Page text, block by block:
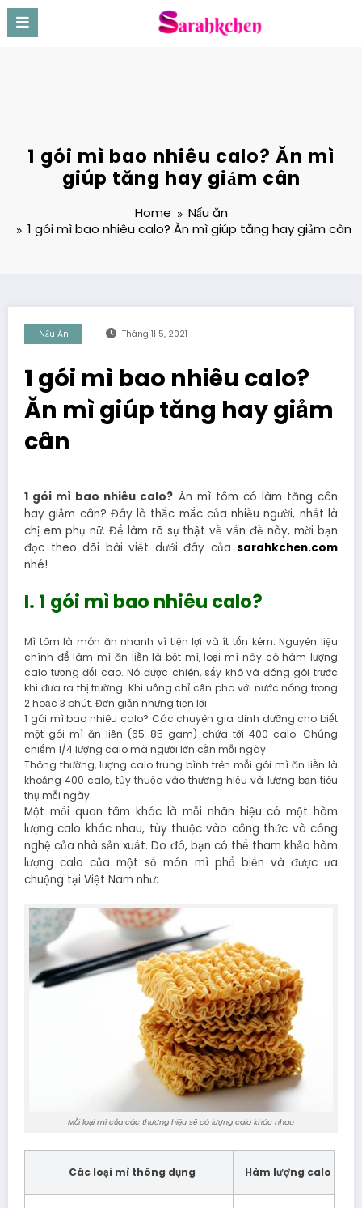
Skip
content
1 gói mì bao nhiêu calo? Ăn mì
giúp tăng hay giảm cân
Home
Nấu ăn
1 gói mì bao nhiêu calo? Ăn mì giúp tăng hay giảm cân
Nấu Ăn Tháng 11 5, 2021
1 gói mì bao nhiêu calo?
Ăn mì giúp tăng hay giảm
cân
1 gói mì bao nhiêu calo? Ăn mì tôm có làm tăng cân
hay giảm cân? Đây là thắc mắc của nhiều người, nhất là
chị em phụ nữ. Để làm rõ sự thật về vấn đề này, mời bạn
đọc theo dõi bài viết dưới đây của sarahkchen.com
nhé!
I. 1 gói mì bao nhiêu calo?
Mì tôm là món ăn nhanh vì tiện lợi và ít tốn kém. Nguyên liệu
chính để làm mì ăn liền là bột mì, loại mì này có hàm lượng
calo tương đối cao. Nó được chiên, sấy khô và đóng gói trước
khi đưa ra thị trường. Khi uống chỉ cần pha với nước nóng trong
2 hoặc 3 phút. Đơn giản nhưng tiện lợi.
1 gói mì bao nhiêu calo? Các chuyên gia dinh dưỡng cho biết
một gói mì ăn liền (65-85 gam) chứa tới 400 calo. Chúng
chiếm 1/4 lượng calo mà người lớn cần mỗi ngày.
Thông thường, lượng calo trung bình trên mỗi gói mì ăn liền là
khoảng 400 calo, tùy thuộc vào thương hiệu và lượng bạn tiêu
thụ mỗi ngày.
Một mối quan tâm khác là mỗi nhãn hiệu có một hàm
lượng calo khác nhau, tùy thuộc vào công thức và công
nghệ của nhà sản xuất. Do đó, bạn có thể tham khảo hàm
lượng calo của một số món mì phổ biến và được ưa
chuộng tại Việt Nam như:
Mỗi loại mì của các thương hiệu sẽ có lượng calo khác nhau
Các loại mì thông dụng Hàm lượng calo